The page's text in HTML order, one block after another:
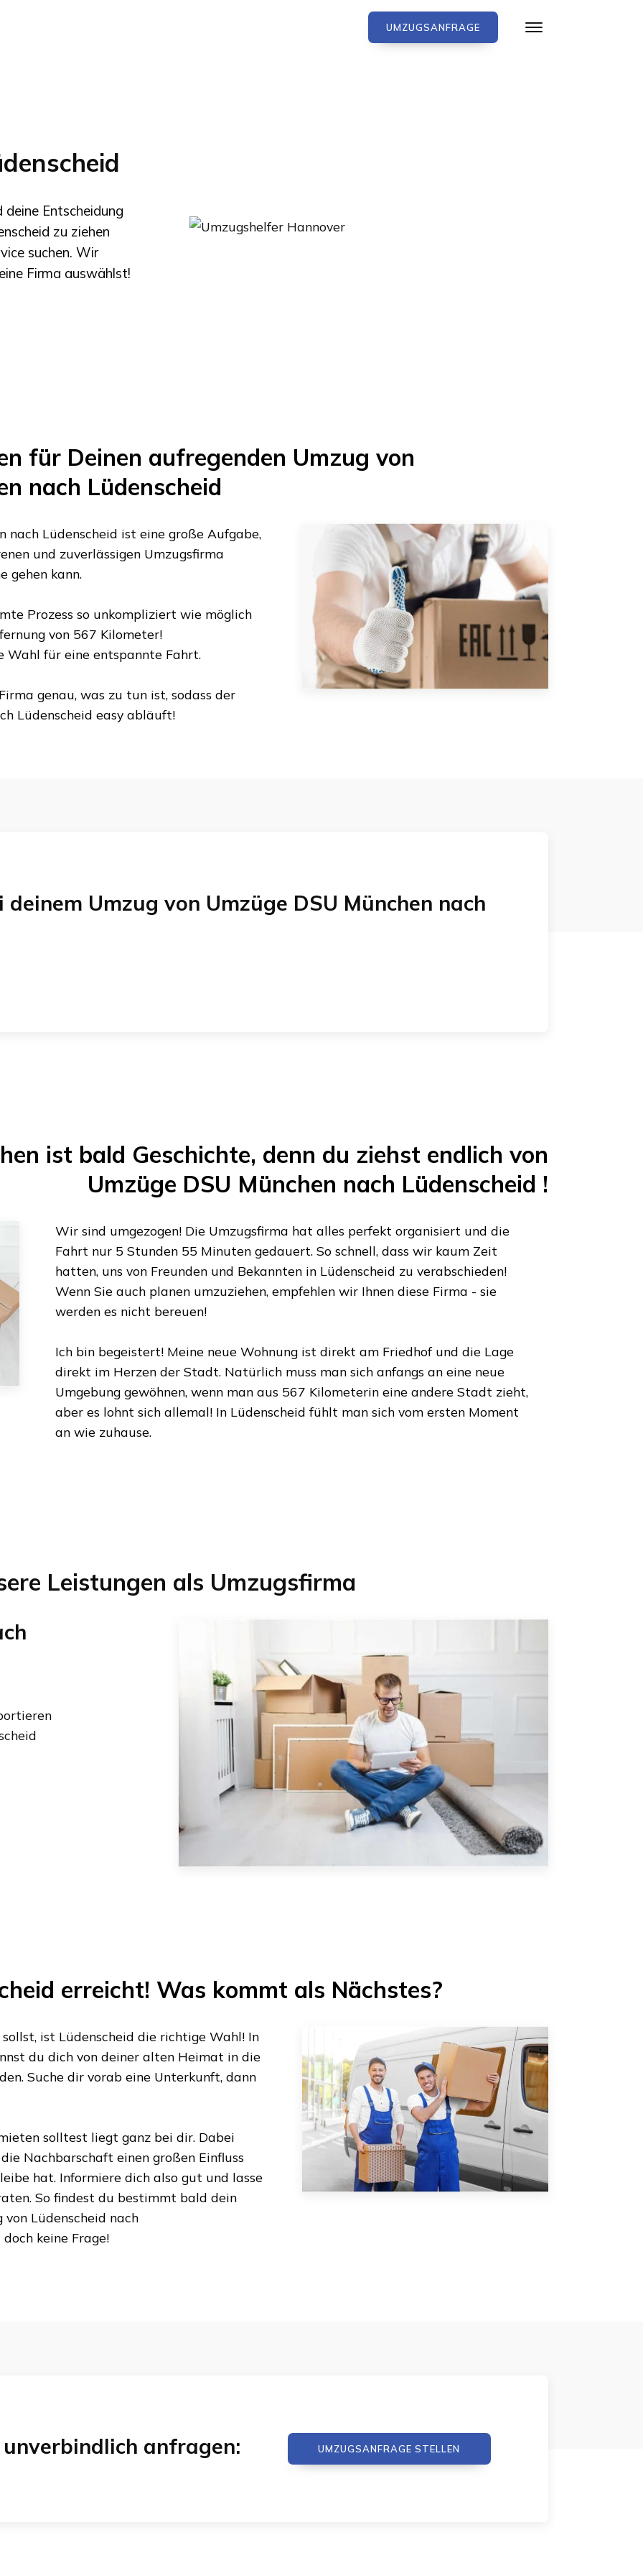
UMZUGSANFRAGE
Entscheidung
zu ziehen
suchen. Wir
Firma auswählst!
für Deinen aufregenden Umzug von
nach Lüdenscheid
nach Lüdenscheid ist eine große Aufgabe,
und zuverlässigen Umzugsfirma
gehen kann.
Prozess so unkompliziert wie möglich
von 567 Kilometer!
für eine entspannte Fahrt.
genau, was zu tun ist, sodass der
Lüdenscheid easy abläuft!
Umzug von Umzüge DSU München nach
ist bald Geschichte, denn du ziehst endlich von
Umzüge DSU München nach Lüdenscheid !
Wir sind umgezogen! Die Umzugsfirma hat alles perfekt organisiert und die
Fahrt nur 5 Stunden 55 Minuten gedauert. So schnell, dass wir kaum Zeit
hatten, uns von Freunden und Bekannten in Lüdenscheid zu verabschieden!
Wenn Sie auch planen umzuziehen, empfehlen wir Ihnen diese Firma - sie
werden es nicht bereuen!
Ich bin begeistert! Meine neue Wohnung ist direkt am Friedhof und die Lage
direkt im Herzen der Stadt. Natürlich muss man sich anfangs an eine neue
Umgebung gewöhnen, wenn man aus 567 Kilometerin eine andere Stadt zieht,
aber es lohnt sich allemal! In Lüdenscheid fühlt man sich vom ersten Moment
an wie zuhause.
Leistungen als Umzugsfirma
erreicht! Was kommt als Nächstes?
ist Lüdenscheid die richtige Wahl! In
du dich von deiner alten Heimat in die
Suche dir vorab eine Unterkunft, dann
solltest liegt ganz bei dir. Dabei
Nachbarschaft einen großen Einfluss
hat. Informiere dich also gut und lasse
So findest du bestimmt bald dein
von Lüdenscheid nach
keine Frage!
anfragen: UMZUGSANFRAGE STELLEN